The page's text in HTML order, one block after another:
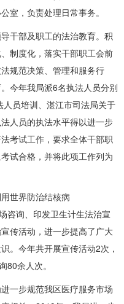
室，负责处理日常事务。
干部及职工的法治教育。积
制度化，落实干部职工会前
规范决策、管理和服务行
今年我局派6名执法人员分别
员培训、湛江市司法局关于
人员的执法水平得以进一步
考试工作，要求全体干部职
试合格，并将此项工作列为
世界防治结核病
咨询、印发卫生计生法治宣
传活动，进一步提高了广大
。今年共开展宣传活动2次，
80余人次。
一步规范我区医疗服务市场